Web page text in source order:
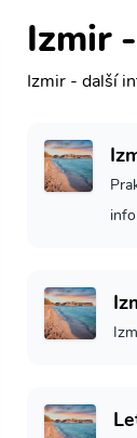
Izmir
Izmir - další